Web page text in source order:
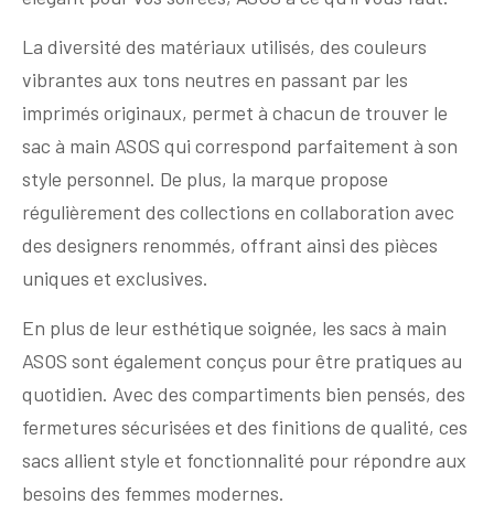
La diversité des matériaux utilisés, des couleurs
vibrantes aux tons neutres en passant par les
imprimés originaux, permet à chacun de trouver le
sac à main ASOS qui correspond parfaitement à son
style personnel. De plus, la marque propose
régulièrement des collections en collaboration avec
des designers renommés, offrant ainsi des pièces
uniques et exclusives.
En plus de leur esthétique soignée, les sacs à main
ASOS sont également conçus pour être pratiques au
quotidien. Avec des compartiments bien pensés, des
fermetures sécurisées et des finitions de qualité, ces
sacs allient style et fonctionnalité pour répondre aux
besoins des femmes modernes.